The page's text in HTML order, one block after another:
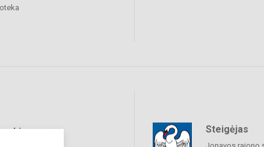
Steigėjas